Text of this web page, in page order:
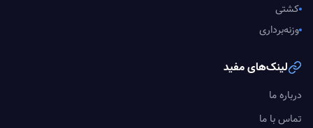
کشتی
وزنه‌برداری
لینک‌های مفید
درباره ما
تماس با ما